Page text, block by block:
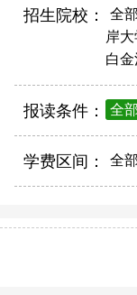
招生院校： 全部
岸大
白
报读条件： 全部
学费区间： 全部